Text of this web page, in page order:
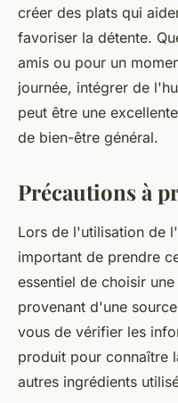
créer des plats qui
favoriser la détente.
amis ou pour un
journée, intégrer de
peut être une
de bien-être général.
Précautions à
Lors de l'utilisation de
important de prendre
essentiel de choisir
provenant d'une
vous de vérifier les
produit pour connaître
autres ingrédients